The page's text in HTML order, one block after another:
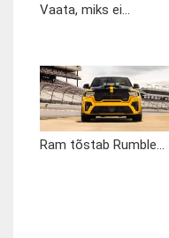
Vaata, miks ei...
Ram tõstab Rumble...